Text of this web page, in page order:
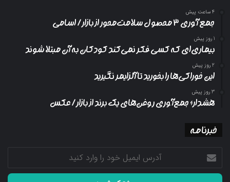
4 ساعت پیش
جمع آوری ۳ محصول سلامت‌محور از بازار/ اسامی
1 روز پیش
بیماری‌ای که کسی فکر نمی‌کند کودکان به آن مبتلا شوند
2 روز پیش
این خوراکی‌ها را بخورید تا آلزایمر نگیرید
3 روز پیش
هشدار؛ جمع‌آوری روغن‌های یک برند از بازار/ عکس
خبرنامه
آدرس
ایمیل
خود